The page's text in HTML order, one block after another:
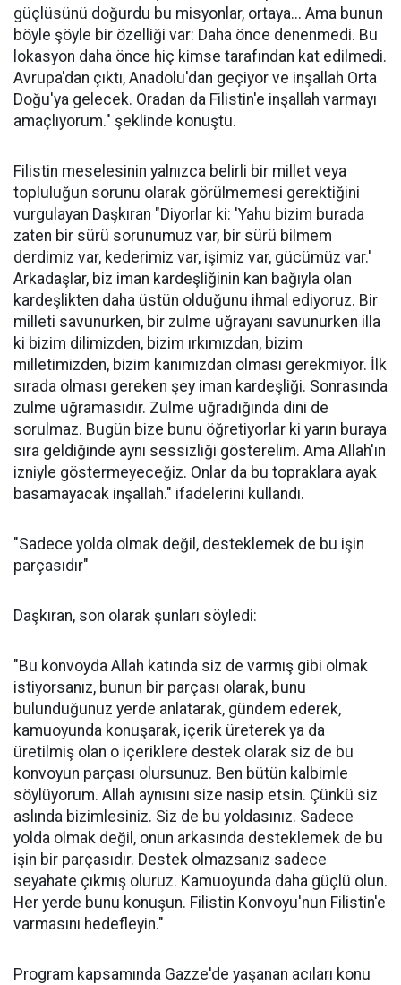
güçlüsünü doğurdu bu misyonlar, ortaya... Ama bunun
böyle şöyle bir özelliği var: Daha önce denenmedi. Bu
lokasyon daha önce hiç kimse tarafından kat edilmedi.
Avrupa'dan çıktı, Anadolu'dan geçiyor ve inşallah Orta
Doğu'ya gelecek. Oradan da Filistin'e inşallah varmayı
amaçlıyorum." şeklinde konuştu.
Filistin meselesinin yalnızca belirli bir millet veya
topluluğun sorunu olarak görülmemesi gerektiğini
vurgulayan Daşkıran "Diyorlar ki: 'Yahu bizim burada
zaten bir sürü sorunumuz var, bir sürü bilmem
derdimiz var, kederimiz var, işimiz var, gücümüz var.'
Arkadaşlar, biz iman kardeşliğinin kan bağıyla olan
kardeşlikten daha üstün olduğunu ihmal ediyoruz. Bir
milleti savunurken, bir zulme uğrayanı savunurken illa
ki bizim dilimizden, bizim ırkımızdan, bizim
milletimizden, bizim kanımızdan olması gerekmiyor. İlk
sırada olması gereken şey iman kardeşliği. Sonrasında
zulme uğramasıdır. Zulme uğradığında dini de
sorulmaz. Bugün bize bunu öğretiyorlar ki yarın buraya
sıra geldiğinde aynı sessizliği gösterelim. Ama Allah'ın
izniyle göstermeyeceğiz. Onlar da bu topraklara ayak
basamayacak inşallah." ifadelerini kullandı.
"Sadece yolda olmak değil, desteklemek de bu işin
parçasıdır"
Daşkıran, son olarak şunları söyledi:
"Bu konvoyda Allah katında siz de varmış gibi olmak
istiyorsanız, bunun bir parçası olarak, bunu
bulunduğunuz yerde anlatarak, gündem ederek,
kamuoyunda konuşarak, içerik üreterek ya da
üretilmiş olan o içeriklere destek olarak siz de bu
konvoyun parçası olursunuz. Ben bütün kalbimle
söylüyorum. Allah aynısını size nasip etsin. Çünkü siz
aslında bizimlesiniz. Siz de bu yoldasınız. Sadece
yolda olmak değil, onun arkasında desteklemek de bu
işin bir parçasıdır. Destek olmazsanız sadece
seyahate çıkmış oluruz. Kamuoyunda daha güçlü olun.
Her yerde bunu konuşun. Filistin Konvoyu'nun Filistin'e
varmasını hedefleyin."
Program kapsamında Gazze'de yaşanan acıları konu